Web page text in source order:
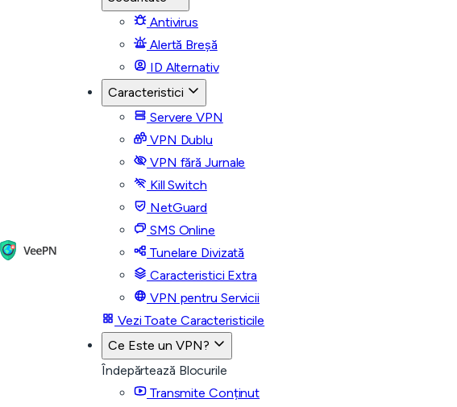
Antivirus
Alertă Breșă
ID Alternativ
Caracteristici
Servere VPN
VPN Dublu
VPN fără Jurnale
Kill Switch
NetGuard
SMS Online
Tunelare Divizată
Caracteristici Extra
VPN pentru Servicii
Vezi Toate Caracteristicile
Ce Este un VPN?
Îndepărtează Blocurile
Transmite Conținut